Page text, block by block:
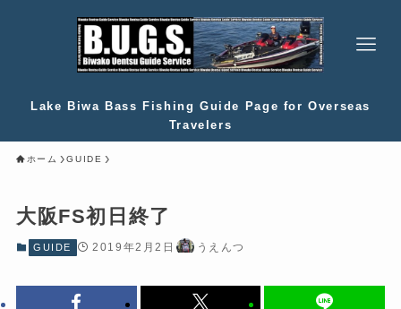
Lake Biwa Bass Fishing Guide Page for Overseas
Travelers
ホーム GUIDE
大阪FS初日終了
GUIDE 2019年2月2日 うえんつ